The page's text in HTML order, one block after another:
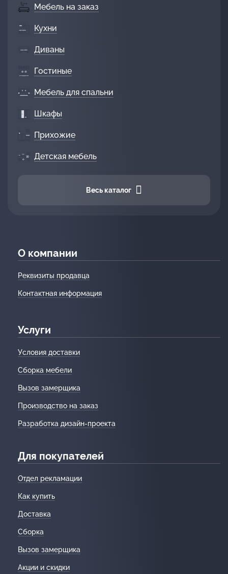
Мебель на заказ
Кухни
Диваны
Гостиные
Мебель для спальни
Шкафы
Прихожие
Детская мебель
Весь каталог
О компании
Реквизиты продавца
Контактная информация
Услуги
Условия доставки
Сборка мебели
Вызов замерщика
Производство на заказ
Разработка дизайн-проекта
Для покупателей
Отдел рекламации
Как купить
Доставка
Сборка
Вызов замерщика
Акции и скидки